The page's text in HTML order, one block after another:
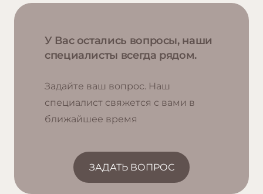
У Вас остались вопросы, наши
специалисты всегда рядом.
Задайте ваш вопрос. Наш
специалист свяжется с вами в
ближайшее время
ЗАДАТЬ ВОПРОС